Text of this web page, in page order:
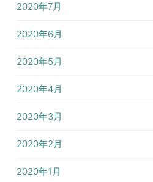
2020年7月
2020年6月
2020年5月
2020年4月
2020年3月
2020年2月
2020年1月